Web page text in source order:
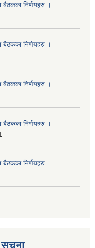
बैठकका निर्णयहरु ।
बैठकका निर्णयहरु ।
बैठकका निर्णयहरु ।
बैठकका निर्णयहरु ।
बैठकका निर्णयहरु
सूचना